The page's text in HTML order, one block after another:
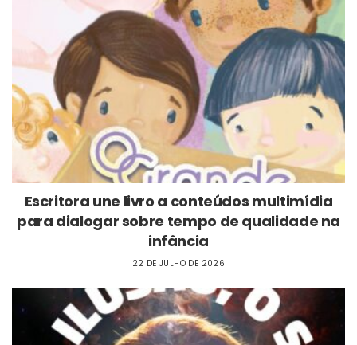
Escritora une livro a conteúdos multimídia
para dialogar sobre tempo de qualidade na
infância
22 DE JULHO DE 2026